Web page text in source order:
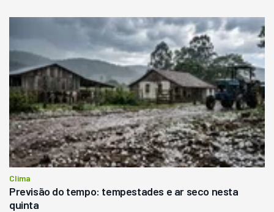
Clima
Previsão do tempo: tempestades e ar seco nesta
quinta